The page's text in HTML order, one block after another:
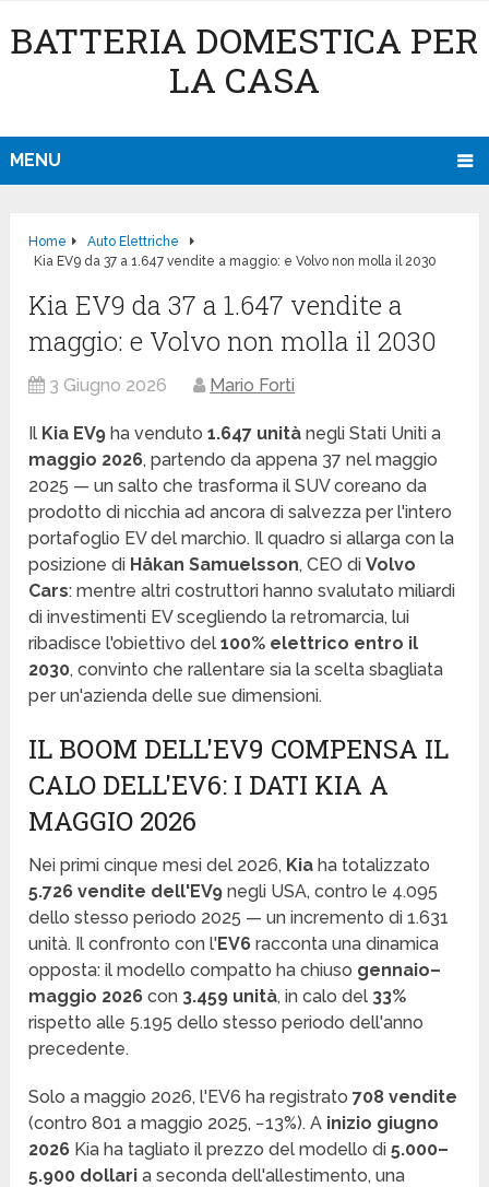
BATTERIA DOMESTICA PER
LA CASA
MENU
Home
Auto Elettriche
Kia EV9 da 37 a 1.647 vendite a maggio: e Volvo non molla il 2030
Kia EV9 da 37 a 1.647 vendite a
maggio: e Volvo non molla il 2030
3 Giugno 2026 Mario Forti
Il Kia EV9 ha venduto1.647 unità negli Stati Uniti a
maggio 2026, partendo da appena 37 nel maggio
2025 — un salto che trasforma il SUV coreano da
prodotto di nicchia ad ancora di salvezza per l'intero
portafoglio EV del marchio. Il quadro si allarga con la
posizione di Håkan Samuelsson, CEO diVolvo
Cars: mentre altri costruttori hanno svalutato miliardi
di investimenti EV scegliendo la retromarcia, lui
ribadisce l'obiettivo del100% elettrico entro il
2030, convinto che rallentare sia la scelta sbagliata
per un'azienda delle sue dimensioni.
IL BOOM DELL'EV9 COMPENSA IL
CALO DELL'EV6: I DATI KIA A
MAGGIO 2026
Nei primi cinque mesi del 2026, Kia ha totalizzato
5.726 vendite dell'EV9 negli USA, contro le 4.095
dello stesso periodo 2025 — un incremento di 1.631
unità. Il confronto con l'EV6 racconta una dinamica
opposta: il modello compatto ha chiuso gennaio–
maggio 2026 con 3.459 unità, in calo del 33%
rispetto alle 5.195 dello stesso periodo dell'anno
precedente.
Solo a maggio 2026, l'EV6 ha registrato708 vendite
(contro 801 a maggio 2025, −13%). A inizio giugno
2026 Kia ha tagliato il prezzo del modello di5.000–
5.900 dollari a seconda dell'allestimento, una